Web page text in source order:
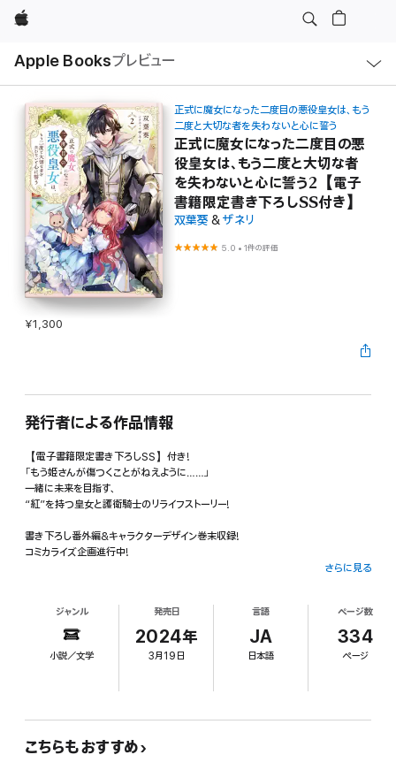
Apple
Apple Booksプレビュー
ル
正式に魔女になった二度目の悪役皇女は、もう
二度と大切な者を失わないと心に誓う
正式に魔女になった二度目の悪
役皇女は、もう二度と大切な者
を失わないと心に誓う2【電子
書籍限定書き下ろしSS付き】
双葉葵 &ザネリ
5.0 •1件の評価
¥1,300
発行者による作品情報
【電子書籍限定書き下ろしSS】付き!
「もう姫さんが傷つくことがねえように……」
一緒に未来を目指す、
“紅”を持つ皇女と護衛騎士のリライフストーリー!
書き下ろし番外編&キャラクターデザイン巻末収録!
コミカライズ企画進行中!
【あらすじ】
皇女・アリスのひとりぼっちの世界は、護衛騎士・セオドアとの出会いで大きく広が
った。疎遠な祖父に十年分のプレゼントをもらったり、兄の皇太子が自分を虐げて
しているという噂、侯爵家から婚約打診、怪しい新人侍女、皇后の暗躍……。急上昇
「でもね? 守ってもらうばかりは嫌だから。出来ることを考えたいの」皆のために、
さらに見る
ジャンル
小説／文学
発売日
2024年
3月19日
言語
JA
日本語
ページ数
334
ページ
こちらもおすすめ